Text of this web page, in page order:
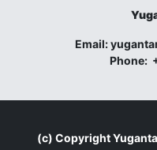
Email:
Phone:
(c) Copyright